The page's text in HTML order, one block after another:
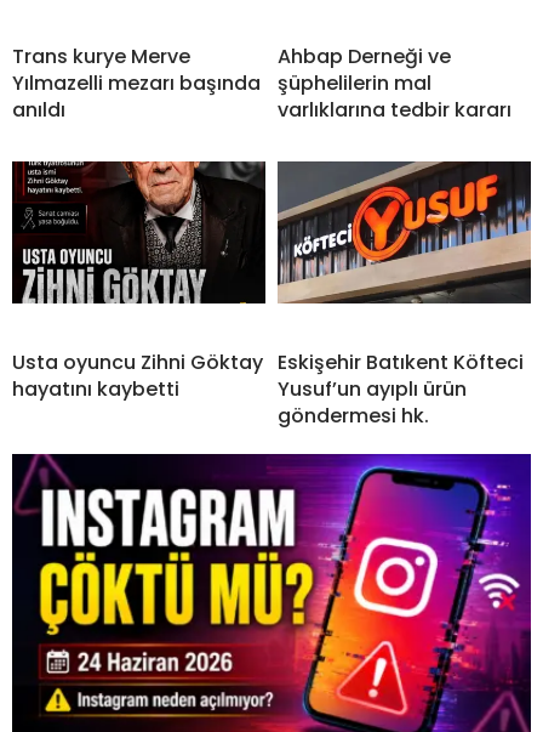
Trans kurye Merve
Yılmazelli mezarı başında
anıldı
Ahbap Derneği ve
şüphelilerin mal
varlıklarına tedbir kararı
Usta oyuncu Zihni Göktay
hayatını kaybetti
Eskişehir Batıkent Köfteci
Yusuf’un ayıplı ürün
göndermesi hk.